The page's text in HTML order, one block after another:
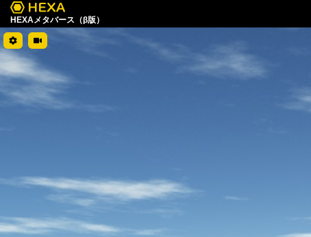
HEXAメタバース（β版）